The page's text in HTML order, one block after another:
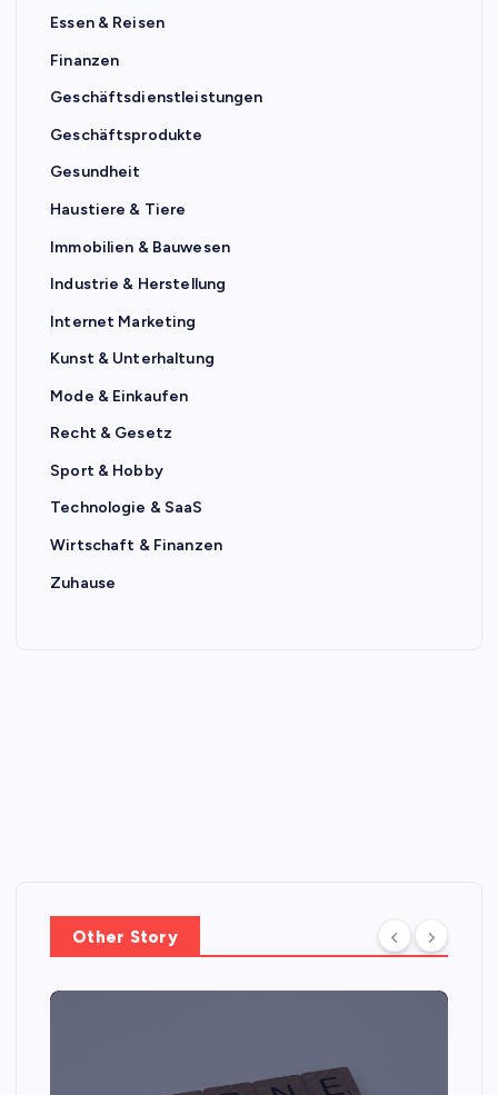
Essen & Reisen
Finanzen
Geschäftsdienstleistungen
Geschäftsprodukte
Gesundheit
Haustiere & Tiere
Immobilien & Bauwesen
Industrie & Herstellung
Internet Marketing
Kunst & Unterhaltung
Mode & Einkaufen
Recht & Gesetz
Sport & Hobby
Technologie & SaaS
Wirtschaft & Finanzen
Zuhause
Other Story